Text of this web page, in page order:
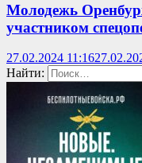
Молодежь
участником
27.02.2024 11:16
Найти: